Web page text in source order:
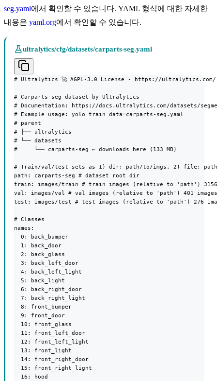
seg.yaml에서 확인할 수 있습니다. YAML 형식에 대한 자세한
내용은 yaml.org에서 확인할 수 있습니다.
ultralytics/cfg/datasets/carparts-seg.yaml
# Ultralytics 🚀 AGPL-3.0 License - https://ultralytics.com/
# Carparts-seg dataset by Ultralytics
# Documentation: https://docs.ultralytics.com/datasets/
# Example usage: yolo train data=carparts-seg.yaml
# parent
# ├── ultralytics
# └── datasets
#     └── carparts-seg ← downloads here (133 MB)
# Train/val/test sets as 1) dir: path/to/imgs, 2) file:
path: carparts-seg # dataset root dir
train: images/train # train images (relative to 'path') 3156
val: images/val # val images (relative to 'path') 401 images
test: images/test # test images (relative to 'path') 276
# Classes
names:
  0: back_bumper
  1: back_door
  2: back_glass
  3: back_left_door
  4: back_left_light
  5: back_light
  6: back_right_door
  7: back_right_light
  8: front_bumper
  9: front_door
  10: front_glass
  11: front_left_door
  12: front_left_light
  13: front_light
  14: front_right_door
  15: front_right_light
  16: hood